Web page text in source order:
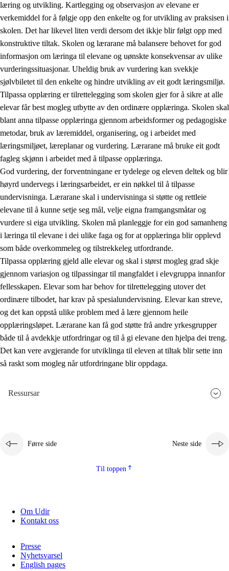
læring og utvikling. Kartlegging og observasjon av elevane er
verkemiddel for å følgje opp den enkelte og for utvikling av praksisen i
skolen. Det har likevel liten verdi dersom det ikkje blir følgt opp med
konstruktive tiltak. Skolen og lærarane må balansere behovet for god
informasjon om læringa til elevane og uønskte konsekvensar av ulike
vurderingssituasjonar. Uheldig bruk av vurdering kan svekkje
sjølvbiletet til den enkelte og hindre utvikling av eit godt læringsmiljø.
Tilpassa opplæring er tilrettelegging som skolen gjer for å sikre at alle
elevar får best mogleg utbytte av den ordinære opplæringa. Skolen skal
blant anna tilpasse opplæringa gjennom arbeidsformer og pedagogiske
metodar, bruk av læremiddel, organisering, og i arbeidet med
læringsmiljøet, læreplanar og vurdering. Lærarane må bruke eit godt
fagleg skjønn i arbeidet med å tilpasse opplæringa.
God vurdering, der forventningane er tydelege og eleven deltek og blir
høyrd undervegs i læringsarbeidet, er ein nøkkel til å tilpasse
undervisninga. Lærarane skal i undervisninga si støtte og rettleie
elevane til å kunne setje seg mål, velje eigna framgangsmåtar og
vurdere si eiga utvikling. Skolen må planleggje for ein god samanheng
i læringa til elevane i dei ulike faga og for at opplæringa blir opplevd
som både overkommeleg og tilstrekkeleg utfordrande.
Tilpassa opplæring gjeld alle elevar og skal i størst mogleg grad skje
gjennom variasjon og tilpassingar til mangfaldet i elevgruppa innanfor
fellesskapen. Elevar som har behov for tilrettelegging utover det
ordinære tilbodet, har krav på spesialundervisning. Elevar kan streve,
og det kan oppstå ulike problem med å lære gjennom heile
opplæringsløpet. Lærarane kan få god støtte frå andre yrkesgrupper
både til å avdekkje utfordringar og til å gi elevane den hjelpa dei treng.
Det kan vere avgjerande for utviklinga til eleven at tiltak blir sette inn
så raskt som mogleg når utfordringane blir oppdaga.
Ressursar
Førre side Neste side
Til toppen
Om Udir
Kontakt oss
Presse
Nyhetsvarsel
English pages